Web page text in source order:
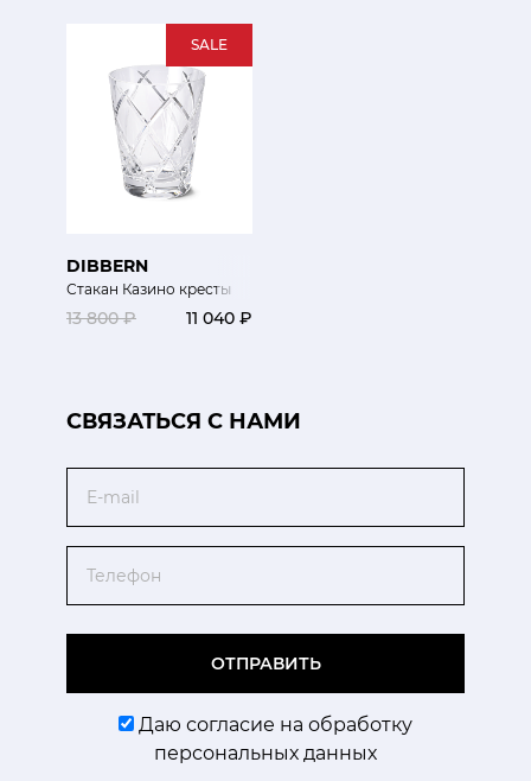
SALE
DIBBERN
Стакан Казино кресты
13 800 ₽ 11 040 ₽
CВЯЗАТЬСЯ С НАМИ
ОТПРАВИТЬ
Даю согласие на обработку
персональных данных